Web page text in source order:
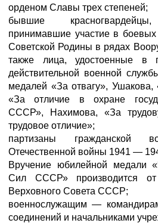
орденом Славы трех степеней;
бывшие
принимавшие участие в
Советской Родины в рядах
также лица, удостоенные в
действительной военной
медалей «За отвагу», Ушакова,
«За отличие в охране
СССР», Нахимова, «За
трудовое отличие»;
партизаны гражданской
Отечественной войны 1941 —
Вручение юбилейной медали
Сил СССР» производится
Верховного Совета СССР;
военнослужащим —
соединений и начальниками